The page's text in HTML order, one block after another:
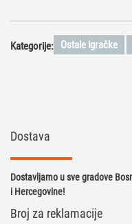
Kategorije: Ostale igračke
Dostava
Dostavljamo u sve gradove
i Hercegovine!
Broj za reklamacije